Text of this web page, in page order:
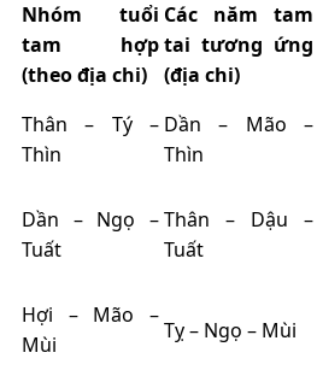
Nhóm tuổi
tam hợp
(theo địa chi)
Các năm tam
tai tương ứng
(địa chi)
Thân – Tý –
Thìn
Dần – Mão –
Thìn
Dần – Ngọ –
Tuất
Thân – Dậu –
Tuất
Hợi – Mão –
Mùi
Tỵ – Ngọ – Mùi